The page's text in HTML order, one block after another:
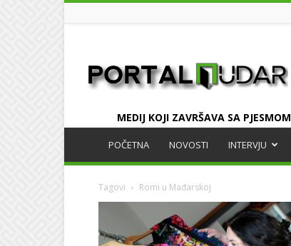
MEDIJ KOJI ZAVRŠAVA SA PJESMOM
POČETNA NOVOSTI INTERVJU
Tagovi Romi u Mađarskoj